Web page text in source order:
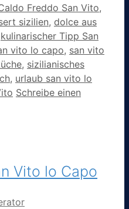
Freddo San Vito,
sizilien, dolce aus
kulinarischer Tipp San
vito lo capo, san vito
, sizilianisches
, urlaub san vito lo
Schreibe einen
Vito lo Capo